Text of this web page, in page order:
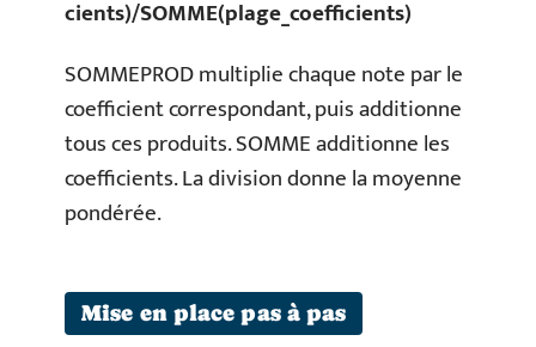
cients)/SOMME(plage_coefficients)
SOMMEPROD multiplie chaque note par le
coefficient correspondant, puis additionne
tous ces produits. SOMME additionne les
coefficients. La division donne la moyenne
pondérée.
Mise en place pas à pas